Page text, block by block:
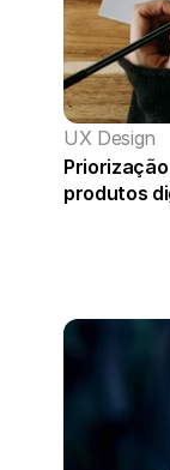
UX Design
produtos